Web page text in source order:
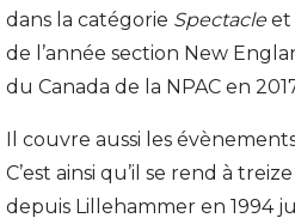
dans la catégorie Spectacle et
de l’année section New
du Canada de la NPAC en
Il couvre aussi les
C’est ainsi qu’il se rend à
depuis Lillehammer en 1994